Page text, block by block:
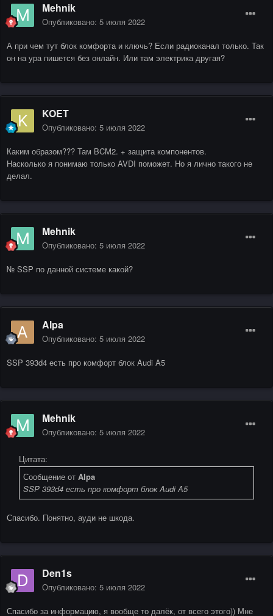
Mehnik
Опубликовано: 5 июля 2022
А при чем тут блок комфорта и ключь? Если радиоканал только. Так
он на ура пишется без онлайн. Или там электрика другая?
KOET
Опубликовано: 5 июля 2022
Каким образом??? Там BCM2. + защита компонентов.
Насколько я понимаю только AVDI поможет. Но я лично такого не
делал.
Mehnik
Опубликовано: 5 июля 2022
№ SSP по данной системе какой?
Alpa
Опубликовано: 5 июля 2022
SSP 393d4 есть про комфорт блок Audi A5
Mehnik
Опубликовано: 5 июля 2022
Цитата:
Сообщение от Alpa
SSP 393d4 есть про комфорт блок Audi A5
Спасибо. Понятно, ауди не шкода.
Den1s
Опубликовано: 5 июля 2022
Спасибо за информацию, я вообще то далёк, от всего этого)) Мне